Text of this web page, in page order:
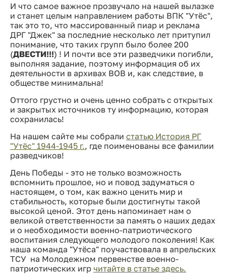
И что самое важное прозвучало на нашей вылазке
и станет целым направлением работы ВПК "Утёс",
так это то, что массированный пиар и реклама
ДРГ "Джек" за последние несколько лет притупил
понимание, что таких групп было более 200
(ДВЕСТИ!!!) ! И почти все эти разведчики погибли,
выполняя задание, поэтому информация об их
деятельности в архивах ВОВ и, как следствие, в
обществе минимальна!
Оттого грустно и очень ценно собрать с открытых
и закрытых источников ту информацию, которая
сохранилась!
На нашем сайте мы собрали статью История РГ
"Утёс" 1944-1945 г., где поименованы все фамилии
разведчиков!
День Победы - это не только возможность
вспомнить прошлое, но и повод задуматься о
настоящем, о том, как важно ценить мир и
стабильность, которые были достигнуты такой
высокой ценой. Этот день напоминает нам о
великой ответственности за память о наших дедах
и о необходимости военно-патриотического
воспитания следующего молодого поколения! Как
наша команда "Утёса" поучаствовала в апрельских
ТСУ на Молодежном первенстве военно-
патриотических игр читайте в статье здесь.